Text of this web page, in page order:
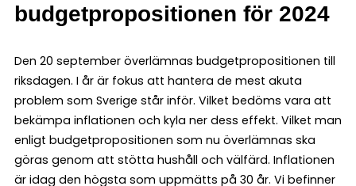
budgetpropositionen för 2024
Den 20 september överlämnas budgetpropositionen till
riksdagen. I år är fokus att hantera de mest akuta
problem som Sverige står inför. Vilket bedöms vara att
bekämpa inflationen och kyla ner dess effekt. Vilket man
enligt budgetpropositionen som nu överlämnas ska
göras genom att stötta hushåll och välfärd. Inflationen
är idag den högsta som uppmätts på 30 år. Vi befinner